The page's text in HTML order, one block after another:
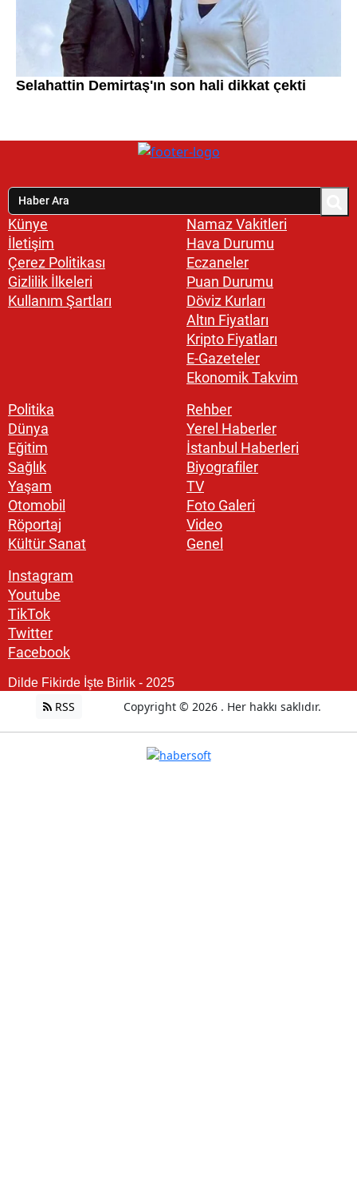
Künye
İletişim
Çerez Politikası
Gizlilik İlkeleri
Kullanım Şartları
Namaz Vakitleri
Hava Durumu
Eczaneler
Puan Durumu
Döviz Kurları
Altın Fiyatları
Kripto Fiyatları
E-Gazeteler
Ekonomik Takvim
Politika
Dünya
Eğitim
Sağlık
Yaşam
Otomobil
Röportaj
Kültür Sanat
Rehber
Yerel Haberler
İstanbul Haberleri
Biyografiler
TV
Foto Galeri
Video
Genel
Instagram
Youtube
TikTok
Twitter
Facebook
Dilde Fikirde İşte Birlik - 2025
RSS Copyright © 2026 . Her hakkı saklıdır.